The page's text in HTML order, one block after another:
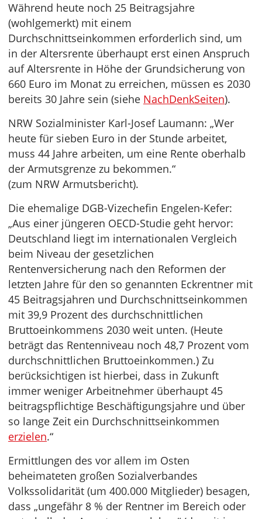
Während heute noch 25 Beitragsjahre
(wohlgemerkt) mit einem
Durchschnittseinkommen erforderlich sind, um
in der Altersrente überhaupt erst einen Anspruch
auf Altersrente in Höhe der Grundsicherung von
660 Euro im Monat zu erreichen, müssen es 2030
bereits 30 Jahre sein (siehe NachDenkSeiten).
NRW Sozialminister Karl-Josef Laumann: „Wer
heute für sieben Euro in der Stunde arbeitet,
muss 44 Jahre arbeiten, um eine Rente oberhalb
der Armutsgrenze zu bekommen.“
(zum NRW Armutsbericht).
Die ehemalige DGB-Vizechefin Engelen-Kefer:
„Aus einer jüngeren OECD-Studie geht hervor:
Deutschland liegt im internationalen Vergleich
beim Niveau der gesetzlichen
Rentenversicherung nach den Reformen der
letzten Jahre für den so genannten Eckrentner mit
45 Beitragsjahren und Durchschnittseinkommen
mit 39,9 Prozent des durchschnittlichen
Bruttoeinkommens 2030 weit unten. (Heute
beträgt das Rentenniveau noch 48,7 Prozent vom
durchschnittlichen Bruttoeinkommen.) Zu
berücksichtigen ist hierbei, dass in Zukunft
immer weniger Arbeitnehmer überhaupt 45
beitragspflichtige Beschäftigungsjahre und über
so lange Zeit ein Durchschnittseinkommen
erzielen.“
Ermittlungen des vor allem im Osten
beheimateten großen Sozialverbandes
Volkssolidarität (um 400.000 Mitglieder) besagen,
dass „ungefähr 8 % der Rentner im Bereich oder